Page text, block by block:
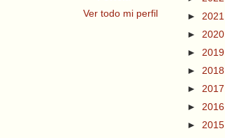
Ver todo mi perfil
► 2021
► 2020
► 2019
► 2018
► 2017
► 2016
► 2015